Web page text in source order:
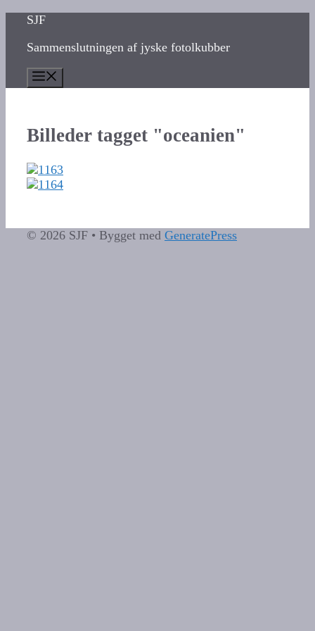
indhold
SJF
Sammenslutningen af jyske fotolkubber
Billeder tagget "oceanien"
© 2026 SJF • Bygget med GeneratePress